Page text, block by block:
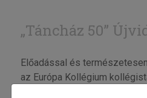
„Táncház 50”
Előadással és
az Európa Kollégium